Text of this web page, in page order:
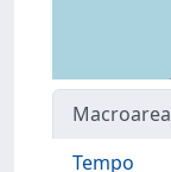
Macroarea
Tempo